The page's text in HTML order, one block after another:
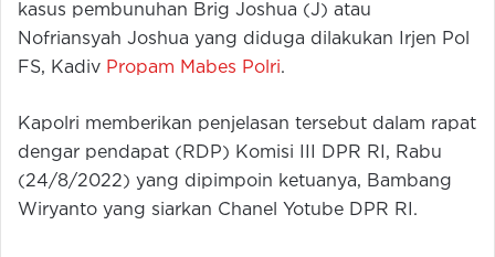
kasus pembunuhan Brig Joshua (J) atau
Nofriansyah Joshua yang diduga dilakukan Irjen Pol
FS, Kadiv Propam Mabes Polri.
Kapolri memberikan penjelasan tersebut dalam rapat
dengar pendapat (RDP) Komisi III DPR RI, Rabu
(24/8/2022) yang dipimpoin ketuanya, Bambang
Wiryanto yang siarkan Chanel Yotube DPR RI.